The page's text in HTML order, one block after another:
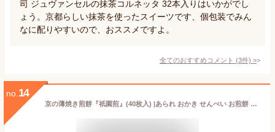
司 ジュヴァンセルの抹茶コルネッタ 32本入りはいかがでし
ょう。京都らしい抹茶を使ったスイーツです、個包装でみん
なに配りやすいので、おススメですよ。
全てのおすすめコメント (3件) >
no. 14
京の薄焼き煎餅『祇園煎』(40枚入) |あられ おかき せんべい お煎餅 ギフト 退職 お礼 お菓子 御礼 個包装 感謝 お返し あられ お煎餅 おせんべい 和菓子 お礼 京都 菓子折り 挨拶 和菓子 お手土産 敬老の日 介護施設 敬老イベント プレゼント 粗品 自治会